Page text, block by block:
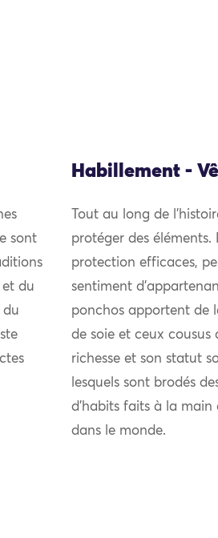
sont
et du
du
Habillement -
Tout au long de
protéger des
protection efficaces,
sentiment
ponchos apportent de
de soie et ceux cousus
richesse et son statut
lesquels sont brodés
d’habits faits à la
dans le monde.